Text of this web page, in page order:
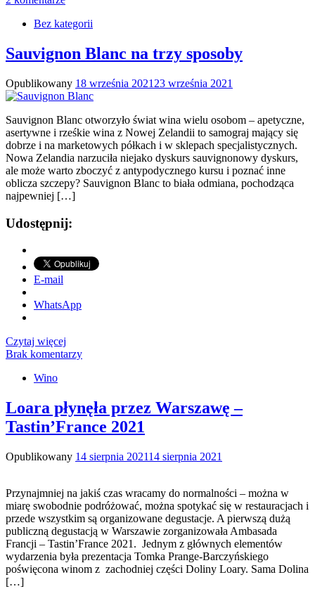
Bez kategorii
Sauvignon Blanc na trzy sposoby
Opublikowany 18 września 2021 23 września 2021
Sauvignon Blanc otworzyło świat wina wielu osobom – apetyczne,
asertywne i rześkie wina z Nowej Zelandii to samograj mający się
dobrze i na marketowych półkach i w sklepach specjalistycznych.
Nowa Zelandia narzuciła niejako dyskurs sauvignonowy dyskurs,
ale może warto zboczyć z antypodycznego kursu i poznać inne
oblicza szczepy? Sauvignon Blanc to biała odmiana, pochodząca
najpewniej […]
Udostępnij:
E-mail
WhatsApp
Czytaj więcej
Brak komentarzy
Wino
Loara płynęła przez Warszawę –
Tastin’France 2021
Opublikowany 14 sierpnia 202114 sierpnia 2021
Przynajmniej na jakiś czas wracamy do normalności – można w
miarę swobodnie podróżować, można spotykać się w restauracjach i
przede wszystkim są organizowane degustacje. A pierwszą dużą
publiczną degustacją w Warszawie zorganizowała Ambasada
Francji – Tastin’France 2021. Jednym z głównych elementów
wydarzenia była prezentacja Tomka Prange-Barczyńskiego
poświęcona winom z zachodniej części Doliny Loary. Sama Dolina
[…]